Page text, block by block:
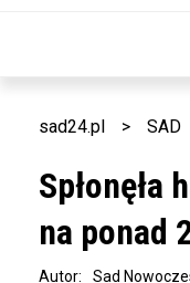
sad24.pl > SAD
na ponad
Autor: Sad